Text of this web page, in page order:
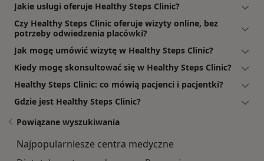
Jakie usługi oferuje Healthy Steps Clinic?
Czy Healthy Steps Clinic oferuje wizyty online, bez
potrzeby odwiedzenia placówki?
Jak mogę umówić wizytę w Healthy Steps Clinic?
Kiedy mogę skonsultować się w Healthy Steps Clinic?
Healthy Steps Clinic: co mówią pacjenci i pacjentki?
Gdzie jest Healthy Steps Clinic?
Powiązane wyszukiwania
Najpopularniesze centra medyczne